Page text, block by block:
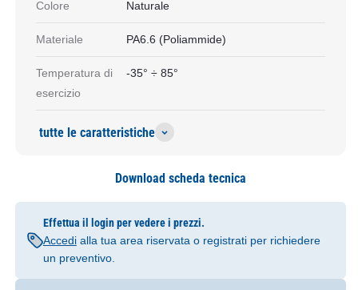
Colore Naturale
Materiale PA6.6 (Poliammide)
Temperatura di
esercizio
-35° ÷ 85°
tutte le caratteristiche
Download scheda tecnica
Effettua il login per vedere i prezzi.
Accedialla tua area riservata o registrati per richiedere
un preventivo.